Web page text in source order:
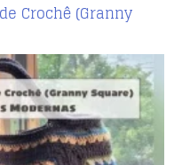
Crochê (Granny